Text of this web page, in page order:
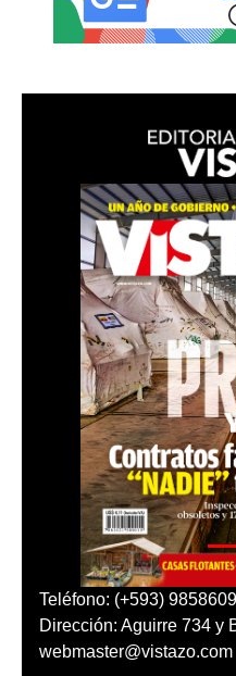
Teléfono: (+593)
Dirección: Aguirre 734 y
webmaster@vistazo.com